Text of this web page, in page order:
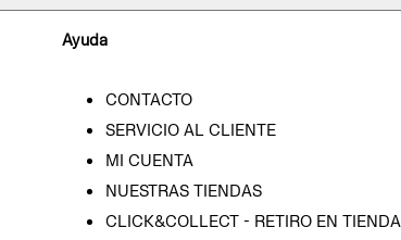
Ayuda
CONTACTO
SERVICIO AL CLIENTE
MI CUENTA
NUESTRAS TIENDAS
CLICK&COLLECT - RETIRO EN TIENDA